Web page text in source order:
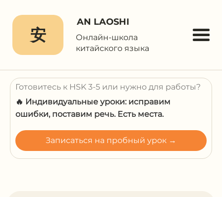
安
AN LAOSHI
Онлайн-школа
китайского языка
Готовитесь к HSK 3-5 или нужно для работы?
🔥 Индивидуальные уроки: исправим
ошибки, поставим речь. Есть места.
Записаться на пробный урок →